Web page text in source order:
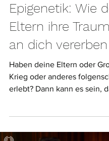
Folgenschwere
Epigenetik: Wie
Eltern ihre
an dich vererben
Haben deine Eltern oder
Krieg oder anderes
Traumata auf dein